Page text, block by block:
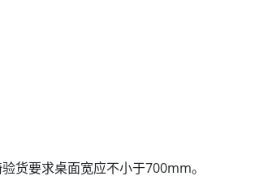
货要求桌面宽应不小于700mm。